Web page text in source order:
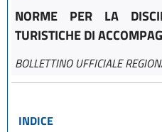
NORME PER LA
TURISTICHE DI
BOLLETTINO UFFICIALE
INDICE